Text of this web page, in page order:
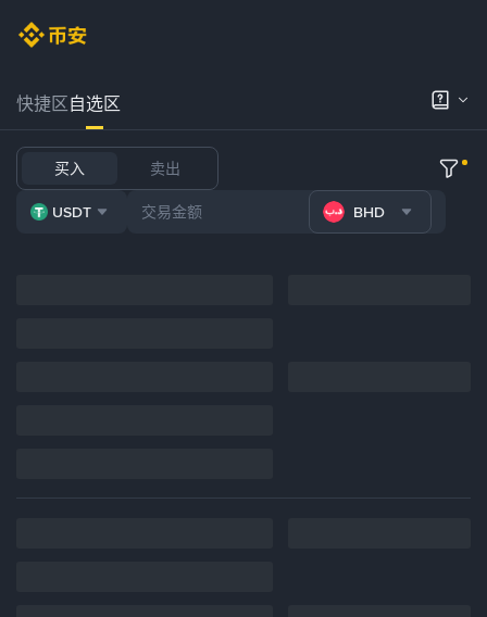
快捷区自选区
买入 卖出
USDT BHD